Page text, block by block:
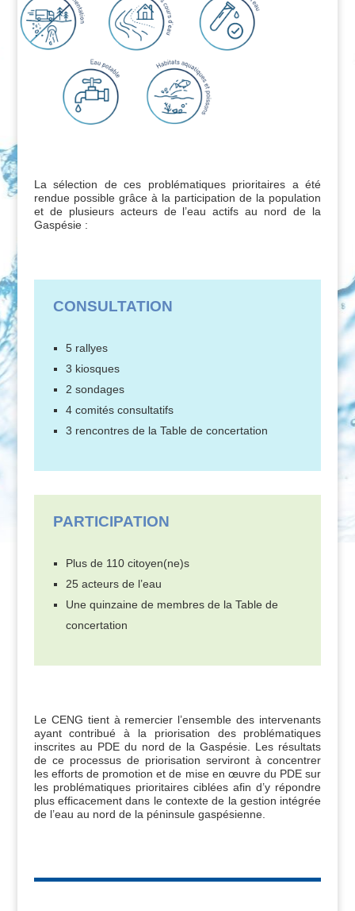
La sélection de ces problématiques prioritaires a été
rendue possible grâce à la participation de la population
et de plusieurs acteurs de l’eau actifs au nord de la
Gaspésie :
CONSULTATION
5 rallyes
3 kiosques
2 sondages
4 comités consultatifs
3 rencontres de la Table de concertation
PARTICIPATION
Plus de 110 citoyen(ne)s
25 acteurs de l’eau
Une quinzaine de membres de la Table de
concertation
Le CENG tient à remercier l’ensemble des intervenants
ayant contribué à la priorisation des problématiques
inscrites au PDE du nord de la Gaspésie. Les résultats
de ce processus de priorisation serviront à concentrer
les efforts de promotion et de mise en œuvre du PDE sur
les problématiques prioritaires ciblées afin d’y répondre
plus efficacement dans le contexte de la gestion intégrée
de l’eau au nord de la péninsule gaspésienne.